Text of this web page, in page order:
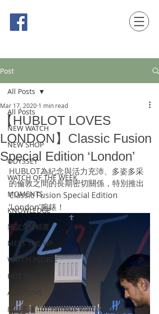
Post
All Posts
NEW WATCH
NEW SHOP
ODYSSEY
WATCH OF THE WEEK
MOMENTS
KNOWLEDGE
雜誌文章精選
MEET THE VIP
WATCH PEOPLE
HOT TAG
AUCTIONS
戲語名錶 101 Famous Watch in Movies
All Posts
【HUBLOT LOVES
LONDON】Classic Fusion
Special Edition ‘London’
Mar 17, 2020 1 min read
HUBLOT為紀念與活力充沛、多姿多采
的倫敦之間的長期密切關係，特別推出
Classic Fusion Special Edition
‘London’腕錶！